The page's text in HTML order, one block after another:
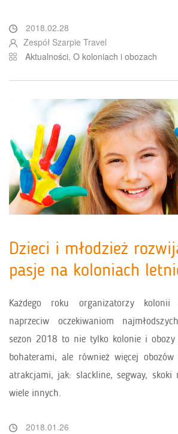
2018.02.28
Zespół Szarpie Travel
Aktualności, O koloniach i obozach
Dzieci i młodzież
pasje na koloniach
Każdego roku organizatorzy
naprzeciw oczekiwaniom
sezon 2018 to nie tylko kolonie i
bohaterami, ale również więcej
atrakcjami, jak: slackline, segway, skoki
wiele innych.
2018.01.26